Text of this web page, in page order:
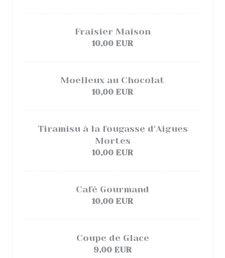
Fraisier Maison
10,00 EUR
Moelleux au Chocolat
10,00 EUR
Tiramisu à la fougasse d'Aigues
Mortes
10,00 EUR
Café Gourmand
10,00 EUR
Coupe de Glace
9,00 EUR